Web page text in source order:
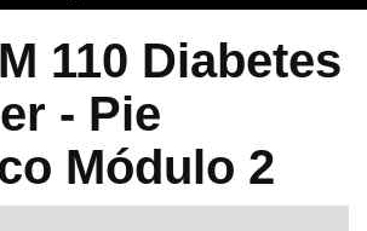
110 Diabetes
- Pie
Módulo 2